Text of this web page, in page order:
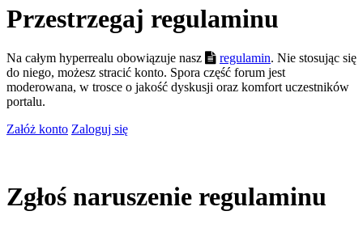
Przestrzegaj regulaminu
Na całym hyperrealu obowiązuje nasz regulamin. Nie stosując się
do niego, możesz stracić konto. Spora część forum jest
moderowana, w trosce o jakość dyskusji oraz komfort uczestników
portalu.
Załóż konto Zaloguj się
Zgłoś naruszenie regulaminu